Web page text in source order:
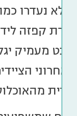
מבט מעמיק
אחרוני